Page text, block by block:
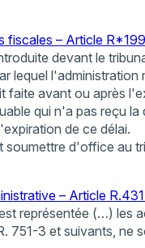
fiscales – Article
devant le
lequel
faite avant ou après
qui n'a pas reçu
de ce délai.
soumettre d'office au
– Article
représentée (…) les
751-3 et suivants, ne